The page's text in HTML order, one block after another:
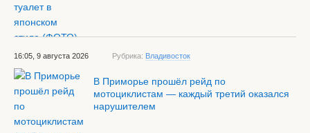
16:05, 9 августа 2026 Рубрика: Владивосток
В Приморье прошёл рейд по
мотоциклистам — каждый третий оказался
нарушителем